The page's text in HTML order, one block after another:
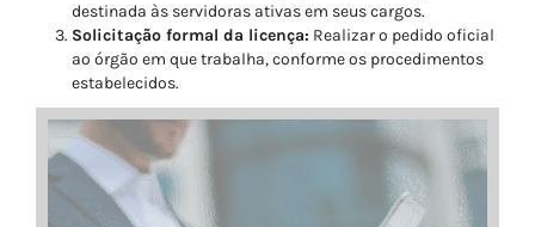
destinada às servidoras ativas em seus cargos.
Solicitação formal da licença: Realizar o pedido oficial
ao órgão em que trabalha, conforme os procedimentos
estabelecidos.